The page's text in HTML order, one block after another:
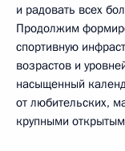
и радовать всех
Продолжим
спортивную
возрастов и
насыщенный
от любительских,
крупными